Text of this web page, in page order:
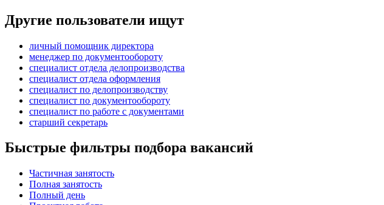
Другие пользователи ищут
личный помощник директора
менеджер по документообороту
специалист отдела делопроизводства
специалист отдела оформления
специалист по делопроизводству
специалист по документообороту
специалист по работе с документами
старший секретарь
Быстрые фильтры подбора вакансий
Частичная занятость
Полная занятость
Полный день